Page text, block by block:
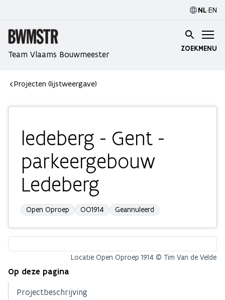
NL·EN
Team Vlaams Bouwmeester
ZOEKMENU
Projecten (lijstweergave)
ledeberg - Gent -
parkeergebouw
Ledeberg
Open Oproep OO1914 Geannuleerd
Locatie Open Oproep 1914 © Tim Van de Velde
Op deze pagina
Projectbeschrijving